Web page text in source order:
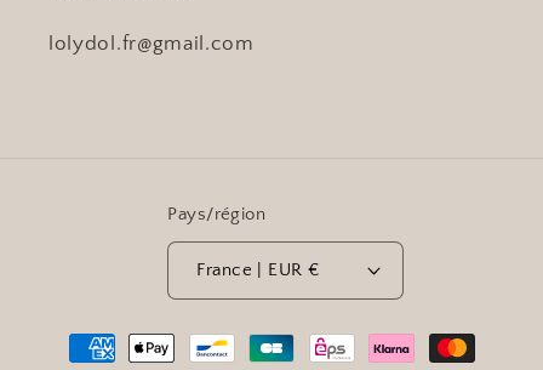
lolydol.fr@gmail.com
Pays/région
France | EUR €
Moyens